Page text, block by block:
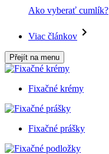
Ako vyberať cumlík?
Viac článkov
Přejít na menu
Fixačné krémy
Fixačné prášky